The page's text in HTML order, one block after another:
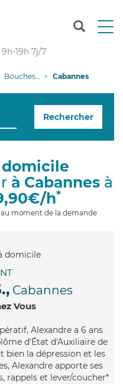
T
n
g
i
19h 7j/7
Bouches-du-Rhône Cabannes
Rechercher
domicile
à Cabannesà
h*
moment de la demande
Cabannes
Vous
Alexandre a 6 ans
d'État d'Auxiliaire de
bien la dépression et les
Alexandre apporte ses
rappels et lever/coucher*